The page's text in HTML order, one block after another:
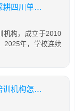
成都本土老牌机构——成都美思单招深耕四川单招16年，助力学生录取公办院校！
机构，成立于2010
2025年，学校连续
四川单招培训机构怎么样，四川单招培训机构怎么样知乎